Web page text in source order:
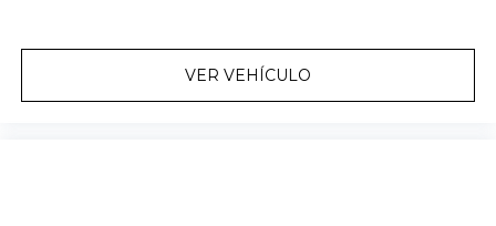
VER VEHÍCULO